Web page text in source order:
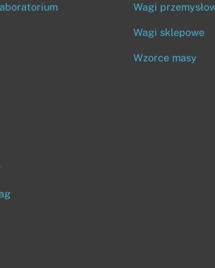
Wagi
Wagi sklepowe
Wzorce masy